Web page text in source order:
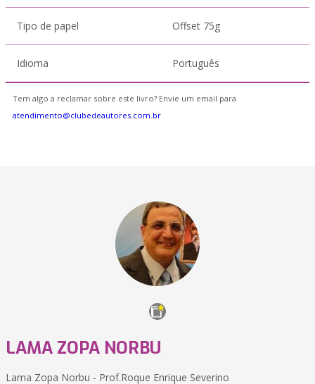
Tipo de papel Offset 75g
Idioma Português
Tem algo a reclamar sobre este livro? Envie um email para
atendimento@clubedeautores.com.br
LAMA ZOPA NORBU
Lama Zopa Norbu - Prof.Roque Enrique Severino